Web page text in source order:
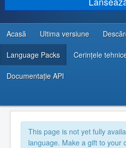
COMUNITATE & SUPORT
RESURSE DEZVOLTATORI
Acasă Ultima versiune
Language Packs Cerințele
Documentaţie API
This page is not yet fully
language. Make a gift to your